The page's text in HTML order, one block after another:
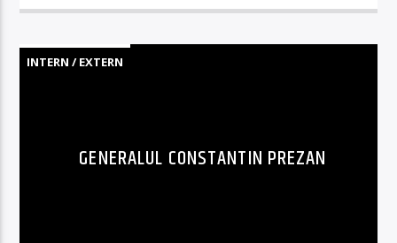
INTERN / EXTERN
GENERALUL CONSTANTIN PREZAN